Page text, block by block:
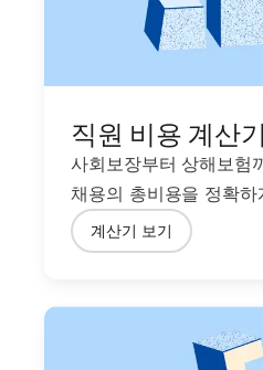
직원 비용 계산기
사회보장부터 상해보험
채용의 총비용을 정확하
계산기 보기